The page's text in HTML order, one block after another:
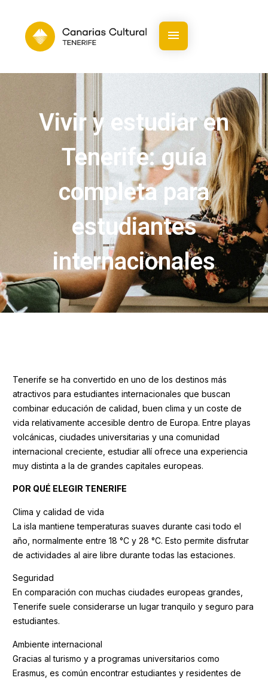
Vivir y estudiar en
Tenerife: guía
completa para
estudiantes
internacionales
Tenerife se ha convertido en uno de los destinos más
atractivos para estudiantes internacionales que buscan
combinar educación de calidad, buen clima y un coste de
vida relativamente accesible dentro de Europa. Entre playas
volcánicas, ciudades universitarias y una comunidad
internacional creciente, estudiar allí ofrece una experiencia
muy distinta a la de grandes capitales europeas.
POR QUÉ ELEGIR TENERIFE
Clima y calidad de vida
La isla mantiene temperaturas suaves durante casi todo el
año, normalmente entre 18 °C y 28 °C. Esto permite disfrutar
de actividades al aire libre durante todas las estaciones.
Seguridad
En comparación con muchas ciudades europeas grandes,
Tenerife suele considerarse un lugar tranquilo y seguro para
estudiantes.
Ambiente internacional
Gracias al turismo y a programas universitarios como
Erasmus, es común encontrar estudiantes y residentes de